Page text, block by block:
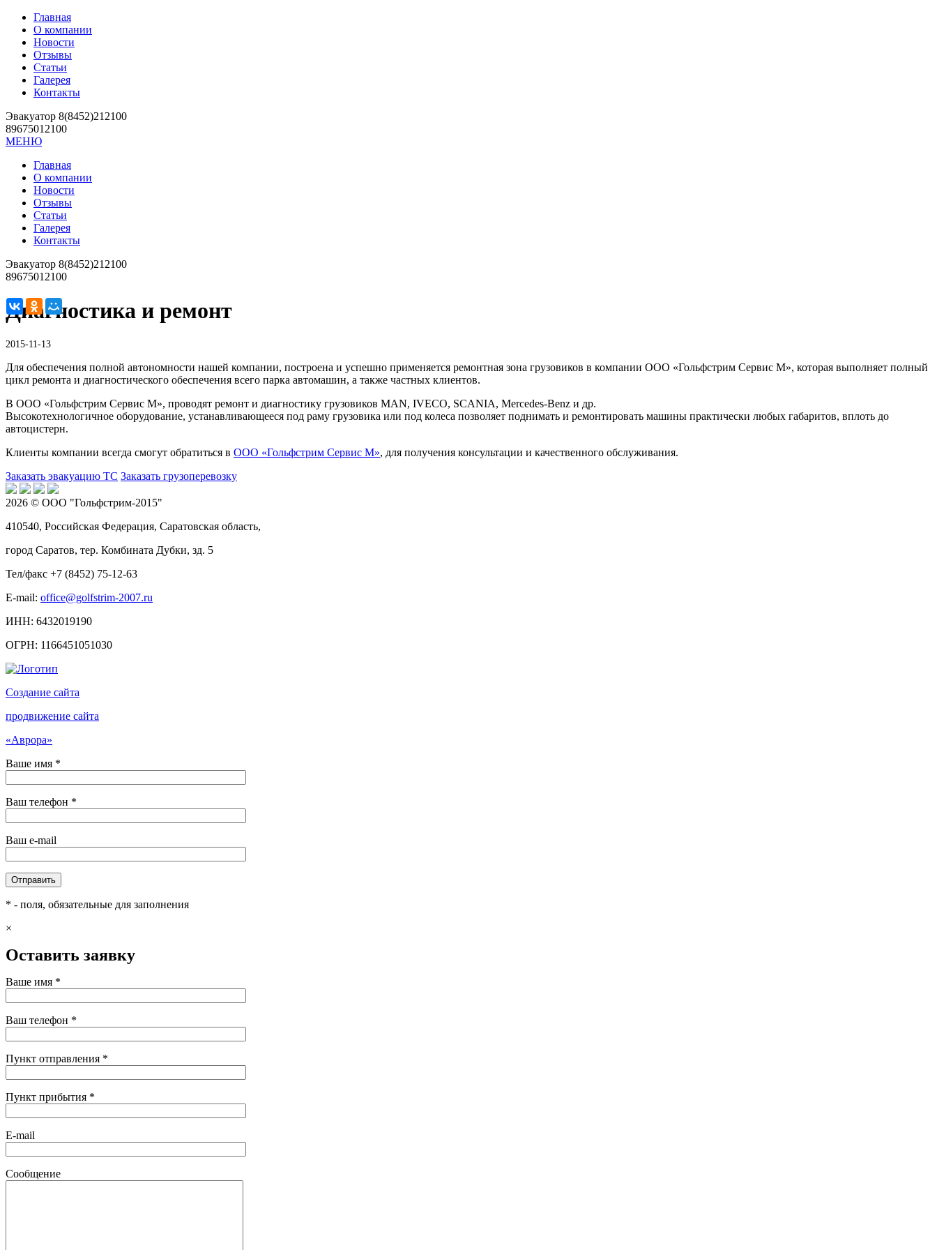
Главная
О компании
Новости
Отзывы
Статьи
Галерея
Контакты
Эвакуатор 8(8452)212100
89675012100
МЕНЮ
Главная
О компании
Новости
Отзывы
Статьи
Галерея
Контакты
Эвакуатор 8(8452)212100
89675012100
Диагностика и ремонт
2015-11-13
Для обеспечения полной автономности нашей компании, построена и успешно применяется ремонтная зона грузовиков в компании ООО «Гольфстрим Сервис М», которая выполняет полный
цикл ремонта и диагностического обеспечения всего парка автомашин, а также частных клиентов.
В ООО «Гольфстрим Сервис М», проводят ремонт и диагностику грузовиков MAN, IVECO, SCANIA, Mercedes-Benz и др.
Высокотехнологичное оборудование, устанавливающееся под раму грузовика или под колеса позволяет поднимать и ремонтировать машины практически любых габаритов, вплоть до
автоцистерн.
Клиенты компании всегда смогут обратиться в ООО «Гольфстрим Сервис М», для получения консультации и качественного обслуживания.
Заказать эвакуацию ТС Заказать грузоперевозку
2026 © OOO "Гольфстрим-2015"
410540, Российская Федерация, Саратовская область,
город Саратов, тер. Комбината Дубки, зд. 5
Тел/факс +7 (8452) 75-12-63
E-mail: office@golfstrim-2007.ru
ИНН: 6432019190
ОГРН: 1166451051030
Создание сайта
продвижение сайта
«Аврора»
Ваше имя *
Ваш телефон *
Ваш e-mail
* - поля, обязательные для заполнения
×
Оставить заявку
Ваше имя *
Ваш телефон *
Пункт отправления *
Пункт прибытия *
E-mail
Сообщение